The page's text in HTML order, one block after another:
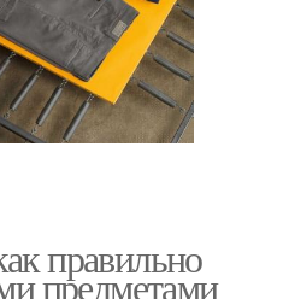
правильно
предметами